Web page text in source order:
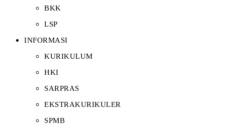
BKK
LSP
INFORMASI
KURIKULUM
HKI
SARPRAS
EKSTRAKURIKULER
SPMB